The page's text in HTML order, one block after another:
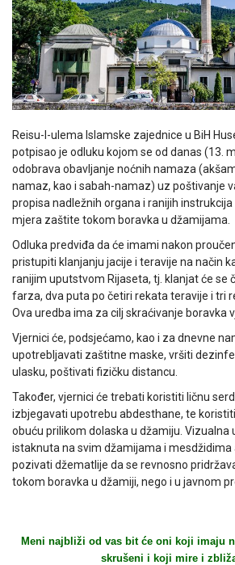
Reisu-l-ulema Islamske zajednice u BiH
potpisao je odluku kojom se od danas (13.
odobrava obavljanje noćnih namaza
namaz, kao i sabah-namaz) uz poštivanje
propisa nadležnih organa i ranijih
mjera zaštite tokom boravka u džamijama.
Odluka predviđa da će imami nakon
pristupiti klanjanju jacije i teravije na način
ranijim uputstvom Rijaseta, tj. klanjat će se
farza, dva puta po četiri rekata teravije i tri
Ova uredba ima za cilj skraćivanje boravka
Vjernici će, podsjećamo, kao i za dnevne
upotrebljavati zaštitne maske, vršiti
ulasku, poštivati fizičku distancu.
Također, vjernici će trebati koristiti ličnu
izbjegavati upotrebu abdesthane, te
obuću prilikom dolaska u džamiju. Vizualna
istaknuta na svim džamijama i
pozivati džematlije da se revnosno
tokom boravka u džamiji, nego i u javnom
Meni najbliži od vas bit će oni koji imaju
skrušeni i koji mire i